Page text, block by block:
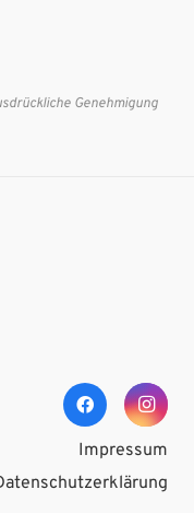
Genehmigung
Impressum